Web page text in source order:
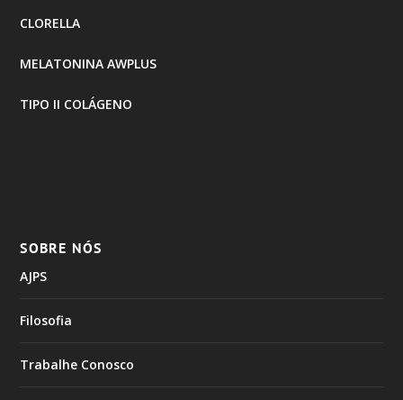
CLORELLA
MELATONINA AWPLUS
TIPO II COLÁGENO
SOBRE NÓS
AJPS
Filosofia
Trabalhe Conosco